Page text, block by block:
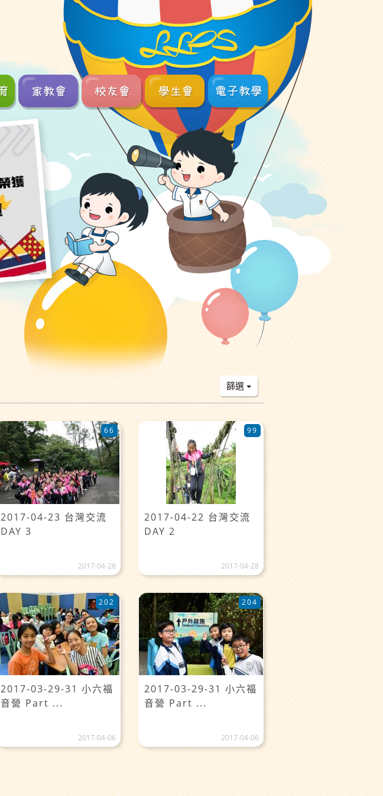
篩選
2017-04-23 台灣交流
DAY 3
66
2017-04-28
2017-04-22 台灣交流
DAY 2
99
2017-04-28
2017-03-29-31 小六福
音營 Part ...
202
2017-04-06
2017-03-29-31 小六福
音營 Part ...
204
2017-04-06